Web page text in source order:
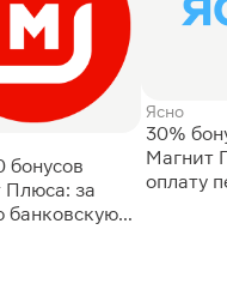
бонусов
Плюса: за
банковскую
Ясно
30%
Магнит
оплату